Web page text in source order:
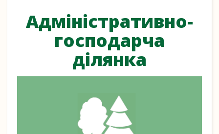
Адміністративно-
господарча
ділянка